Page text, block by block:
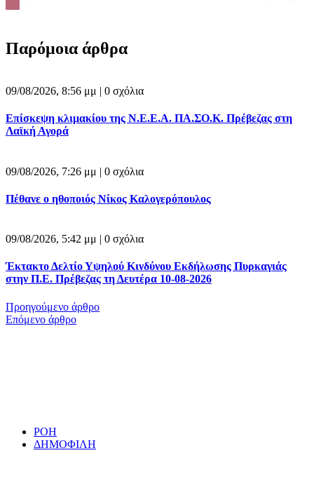
Παρόμοια άρθρα
09/08/2026, 8:56 μμ | 0 σχόλια
Επίσκεψη κλιμακίου της Ν.Ε.Ε.Α. ΠΑ.ΣΟ.Κ. Πρέβεζας στη
Λαϊκή Αγορά
09/08/2026, 7:26 μμ | 0 σχόλια
Πέθανε ο ηθοποιός Νίκος Καλογερόπουλος
09/08/2026, 5:42 μμ | 0 σχόλια
Έκτακτο Δελτίο Υψηλού Κινδύνου Εκδήλωσης Πυρκαγιάς
στην Π.Ε. Πρέβεζας τη Δευτέρα 10-08-2026
Προηγούμενο άρθρο
Επόμενο άρθρο
ΡΟΗ
ΔΗΜΟΦΙΛΗ